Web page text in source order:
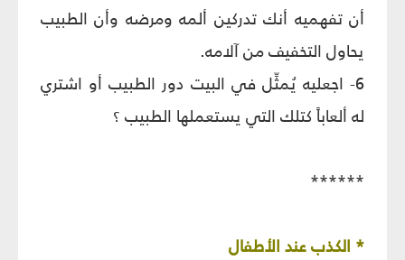
أن تفهميه أنك تدركين ألمه ومرضه وأن الطبيب
يحاول التخفيف من آلامه.
6- اجعليه يُمثِّل في البيت دور الطبيب أو اشتري
له ألعاباً كتلك التي يستعملها الطبيب ؟
******
* الكذب عند الأطفال‏